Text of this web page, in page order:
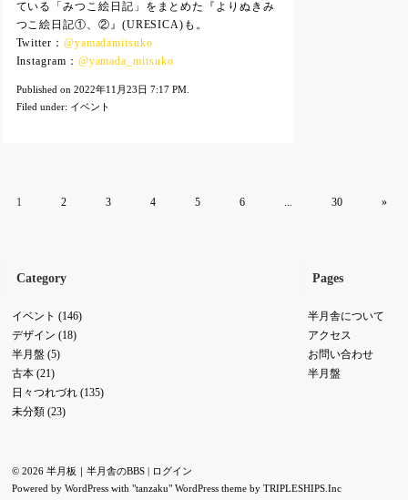
ている「みつこ絵日記」をまとめた『よりぬきみ
つこ絵日記①、②』(URESICA)も。
Twitter： @yamadamitsuko
Instagram： @yamada_mitsuko
Published on 2022年11月23日 7:17 PM.
Filed under: イベント
1 2 3 4 5 6 ... 30 »
Category
イベント (146)
デザイン (18)
半月盤(5)
古本(21)
日々つれづれ(135)
未分類(23)
Pages
半月舎について
アクセス
お問い合わせ
半月盤
© 2026 半月板｜半月舎のBBS | ログイン
Powered by WordPresswith "tanzaku" WordPress theme by TRIPLESHIPS.Inc